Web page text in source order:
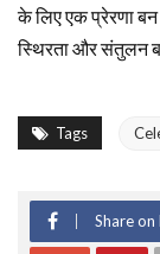
के लिए एक प्रेरणा
स्थिरता और संतुलन
Tags
Share